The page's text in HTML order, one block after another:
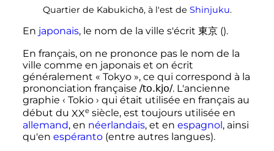
Quartier de Kabukichō, à l'est de Shinjuku.
En japonais, le nom de la ville s'écrit 東京().
En français, on ne prononce pas le nom de la
ville comme en japonais et on écrit
généralement « Tokyo », ce qui correspond à la
prononciation française /to.kjo/. L'ancienne
graphie ‹ Tokio › qui était utilisée en français au
début du XXe siècle, est toujours utilisée en
allemand, en néerlandais, et en espagnol, ainsi
qu'en espéranto(entre autres langues).